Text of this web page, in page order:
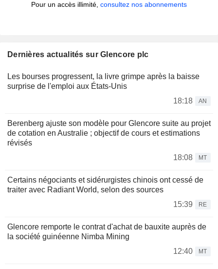
Pour un accès illimité, consultez nos abonnements
Dernières actualités sur Glencore plc
Les bourses progressent, la livre grimpe après la baisse
surprise de l'emploi aux États-Unis
18:18
AN
Berenberg ajuste son modèle pour Glencore suite au projet
de cotation en Australie ; objectif de cours et estimations
révisés
18:08
MT
Certains négociants et sidérurgistes chinois ont cessé de
traiter avec Radiant World, selon des sources
15:39
RE
Glencore remporte le contrat d'achat de bauxite auprès de
la société guinéenne Nimba Mining
12:40
MT